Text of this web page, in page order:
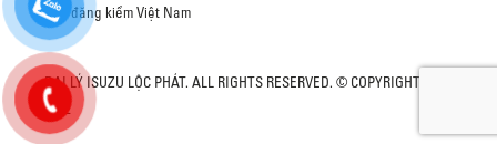
Cục đăng kiểm Việt Nam
ĐẠI LÝ ISUZU LỘC PHÁT. ALL RIGHTS RESERVED. © COPYRIGHT
2022